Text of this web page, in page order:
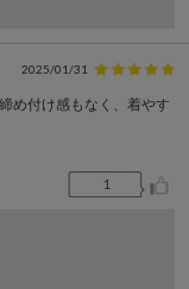
2025/01/31
め付け感もなく、着やす
1